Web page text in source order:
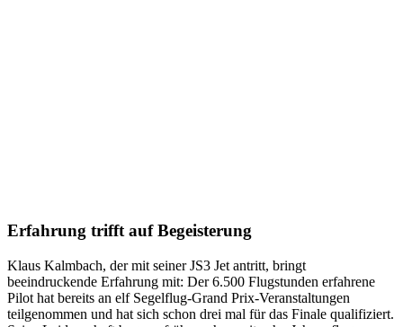
Erfahrung trifft auf Begeisterung
Klaus Kalmbach, der mit seiner JS3 Jet antritt, bringt
beeindruckende Erfahrung mit: Der 6.500 Flugstunden erfahrene
Pilot hat bereits an elf Segelflug-Grand Prix-Veranstaltungen
teilgenommen und hat sich schon drei mal für das Finale qualifiziert.